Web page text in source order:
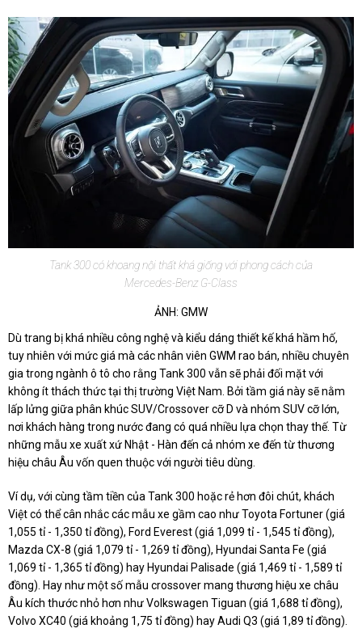
Tank 300 có khoang nội thất khá giống với phong cách của
Mercedes-Benz G-Class
ẢNH: GMW
Dù trang bị khá nhiều công nghệ và kiểu dáng thiết kế khá hầm hố,
tuy nhiên với mức giá mà các nhân viên GWM rao bán, nhiều chuyên
gia trong ngành ô tô cho rằng Tank 300 vẫn sẽ phải đối mặt với
không ít thách thức tại thị trường Việt Nam. Bởi tầm giá này sẽ nằm
lấp lửng giữa phân khúc SUV/Crossover cỡ D và nhóm SUV cỡ lớn,
nơi khách hàng trong nước đang có quá nhiều lựa chọn thay thế. Từ
những mẫu xe xuất xứ Nhật - Hàn đến cả nhóm xe đến từ thương
hiệu châu Âu vốn quen thuộc với người tiêu dùng.
Ví dụ, với cùng tầm tiền của Tank 300 hoặc rẻ hơn đôi chút, khách
Việt có thể cân nhắc các mẫu xe gầm cao như Toyota Fortuner (giá
1,055 tỉ - 1,350 tỉ đồng), Ford Everest (giá 1,099 tỉ - 1,545 tỉ đồng),
Mazda CX-8 (giá 1,079 tỉ - 1,269 tỉ đồng), Hyundai Santa Fe (giá
1,069 tỉ - 1,365 tỉ đồng) hay Hyundai Palisade (giá 1,469 tỉ - 1,589 tỉ
đồng). Hay như một số mẫu crossover mang thương hiệu xe châu
Âu kích thước nhỏ hơn như Volkswagen Tiguan (giá 1,688 tỉ đồng),
Volvo XC40 (giá khoảng 1,75 tỉ đồng) hay Audi Q3 (giá 1,89 tỉ đồng).